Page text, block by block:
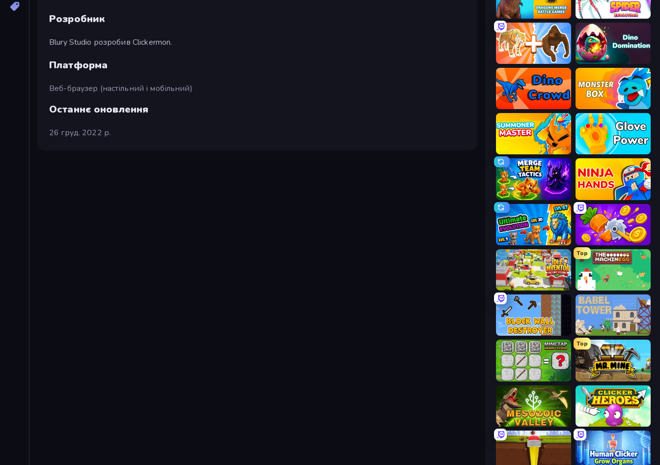
Розробник
Blury Studio розробив Clickermon.
Платформа
Веб-браузер (настільний і мобільний)
Останнє оновлення
26 груд. 2022 р.
Dragons Merge: Battle Games Spider Evolution: Runner Game
Animal DNA Run Dino Domination
Dino Crowd Monster Box
Summoner Master Glove Power
Merge Team Tactics Ninja Hands
Ultimate Evolution Farm Ring Idle
Idle Inventor
Top
The MachinEGG
Block Wall Destroyer Babel Tower
MineTap Merge Clicker
Top
Mr. Mine
Cell to Singularity: Mesozoic Valley Clicker Heroes